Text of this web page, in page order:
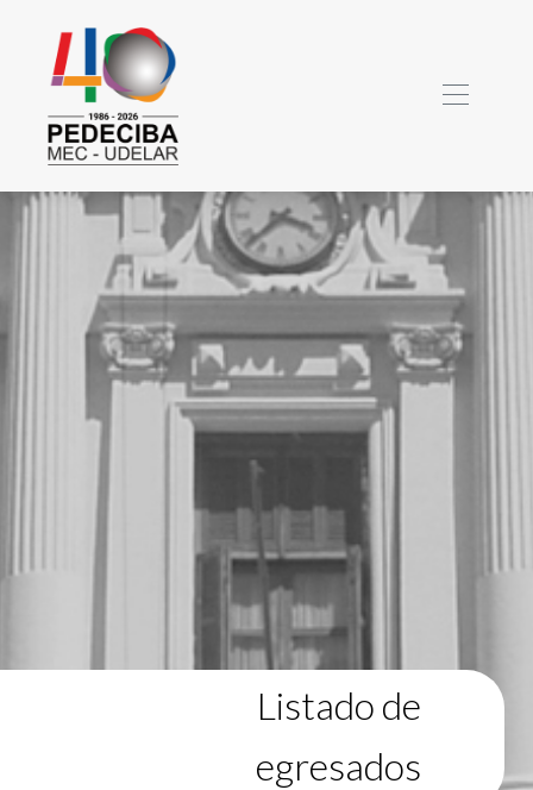
Listado de
egresados